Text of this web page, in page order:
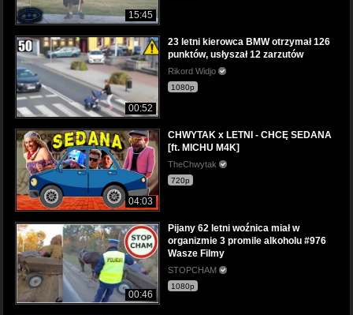
15:45
00:52
23 letni kierowca BMW otrzymał 126
punktów, usłyszał 12 zarzutów
Rikord Widjo
1080p
04:03
CHWYTAK x LETNI - CHCĘ SEDANA
[ft. MICHU M4K]
TheChwytak
720p
00:46
Pijany 62 letni woźnica miał w
organizmie 3 promile alkoholu #976
Wasze Filmy
STOPCHAM
1080p